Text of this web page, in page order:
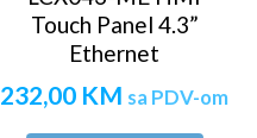
Touch Panel 4.3”
Ethernet
232,00 KM sa PDV-om